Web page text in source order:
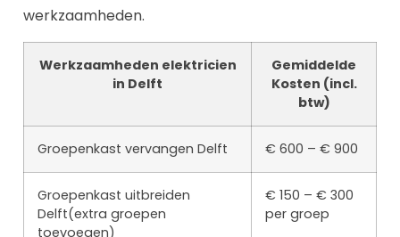
werkzaamheden.
Werkzaamheden elektricien
in Delft
Gemiddelde
Kosten (incl.
btw)
Groepenkast vervangen Delft € 600 – € 900
Groepenkast uitbreiden
Delft(extra groepen
toevoegen)
€ 150 – € 300
per groep